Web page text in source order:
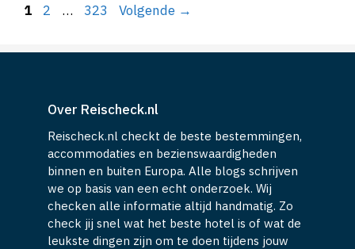
Pagina
1 Pagina
2 … Pagina
323 Volgende →
Over Reischeck.nl
Reischeck.nl checkt de beste bestemmingen,
accommodaties en bezienswaardigheden
binnen en buiten Europa. Alle blogs schrijven
we op basis van een echt onderzoek. Wij
checken alle informatie altijd handmatig. Zo
check jij snel wat het beste hotel is of wat de
leukste dingen zijn om te doen tijdens jouw